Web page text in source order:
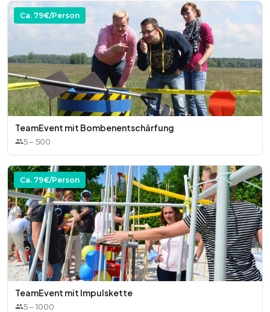
Ca. 79€/Person
TeamEvent mit Bombenentschärfung
5–500
Ca. 79€/Person
TeamEvent mit Impulskette
5–1000